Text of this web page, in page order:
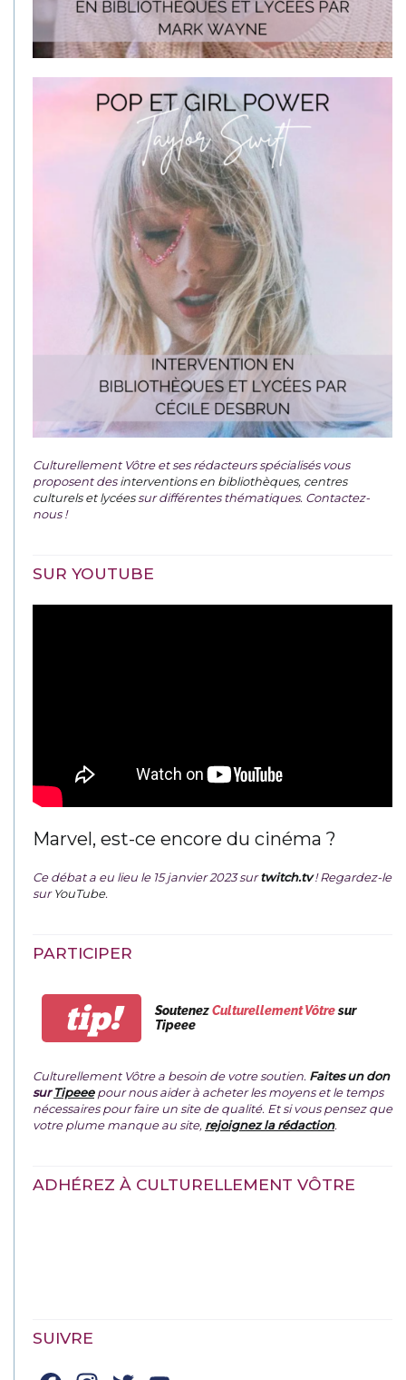
Culturellement Vôtre et ses rédacteurs spécialisés vous
proposent desinterventions en bibliothèques, centres
culturels et lycéessur différentes thématiques. Contactez-
nous !
SUR YOUTUBE
Marvel, est-ce encore du cinéma ?
Ce débat a eu lieu le 15 janvier 2023 surtwitch.tv ! Regardez-le
surYouTube.
PARTICIPER
tip! SoutenezCulturellement Vôtresur
Tipeee
Culturellement Vôtre a besoin de votre soutien. Faites un don
surTipeeepour nous aider à acheter les moyens et le temps
nécessaires pour faire un site de qualité. Et si vous pensez que
votre plume manque au site, rejoignez la rédaction.
ADHÉREZ À CULTURELLEMENT VÔTRE
SUIVRE